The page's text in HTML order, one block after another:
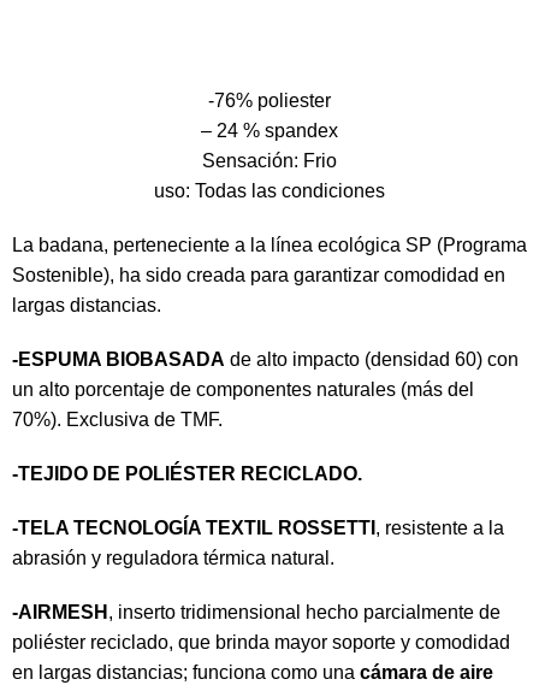
-76% poliester
– 24 % spandex
Sensación: Frio
uso: Todas las condiciones
La badana, perteneciente a la línea ecológica SP (Programa
Sostenible), ha sido creada para garantizar comodidad en
largas distancias.
-ESPUMA BIOBASADA de alto impacto (densidad 60) con
un alto porcentaje de componentes naturales (más del
70%). Exclusiva de TMF.
-TEJIDO DE POLIÉSTER RECICLADO.
-TELA TECNOLOGÍA TEXTIL ROSSETTI , resistente a la
abrasión y reguladora térmica natural.
-AIRMESH , inserto tridimensional hecho parcialmente de
poliéster reciclado, que brinda mayor soporte y comodidad
en largas distancias; funciona como una cámara de aire